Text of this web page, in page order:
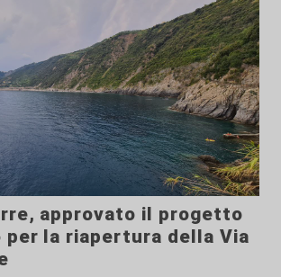
approvato il progetto
la riapertura della Via